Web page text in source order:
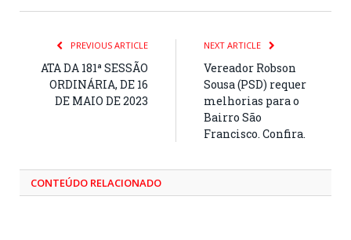
PREVIOUS ARTICLE
ATA DA 181ª SESSÃO
ORDINÁRIA, DE 16
DE MAIO DE 2023
NEXT ARTICLE
Vereador Robson
Sousa (PSD) requer
melhorias para o
Bairro São
Francisco. Confira.
CONTEÚDO RELACIONADO